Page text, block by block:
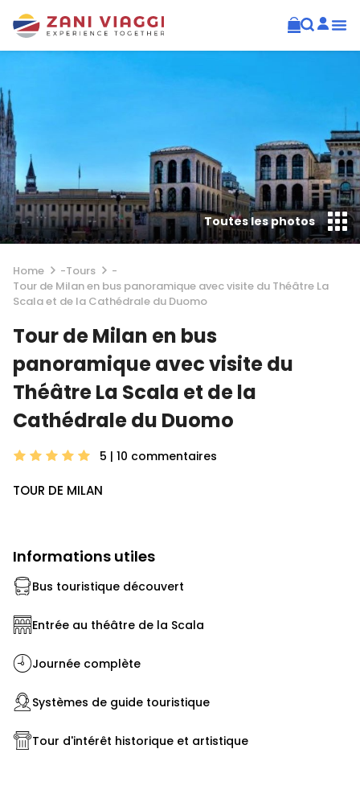
Home -Tours
-
Tour de Milan en bus panoramique avec visite du Théâtre La
Scala et de la Cathédrale du Duomo
Tour de Milan en bus
panoramique avec visite du
Théâtre La Scala et de la
Cathédrale du Duomo
5 | 10 commentaires
TOUR DE MILAN
Toutes les photos
Informations utiles
Bus touristique découvert
Entrée au théâtre de la Scala
Journée complète
Systèmes de guide touristique
Tour d'intérêt historique et artistique